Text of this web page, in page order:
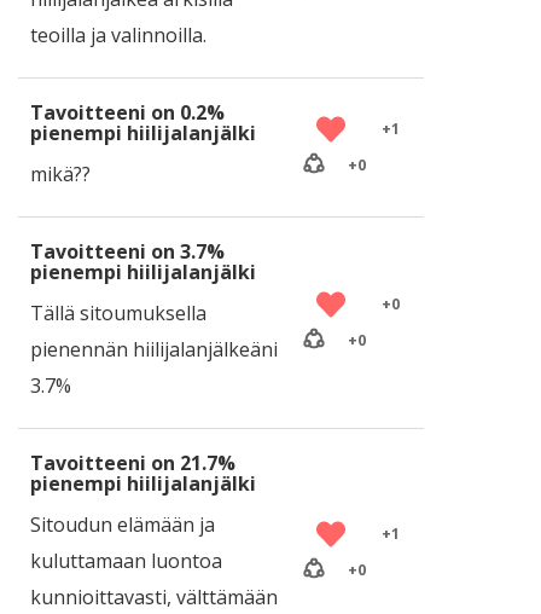
teoilla ja valinnoilla.
Tavoitteeni on 0.2%
pienempi hiilijalanjälki
mikä??
+1
+0
Tavoitteeni on 3.7%
pienempi hiilijalanjälki
Tällä sitoumuksella
pienennän hiilijalanjälkeäni
3.7%
+0
+0
Tavoitteeni on 21.7%
pienempi hiilijalanjälki
Sitoudun elämään ja
kuluttamaan luontoa
kunnioittavasti, välttämään
+1
+0